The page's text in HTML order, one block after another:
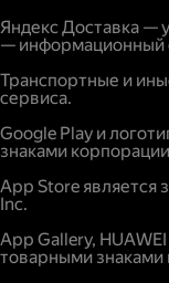
Яндекс Доставка —
— информационный
Транспортные и
сервиса.
Google Play и
знаками
App Store является
Inc.
App Gallery,
товарными знаками